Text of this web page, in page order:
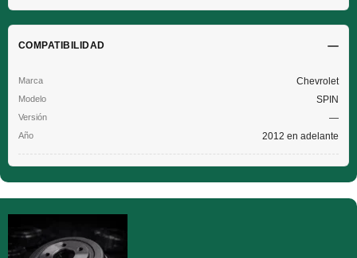
COMPATIBILIDAD
Chevrolet
SPIN
—
2012 en adelante